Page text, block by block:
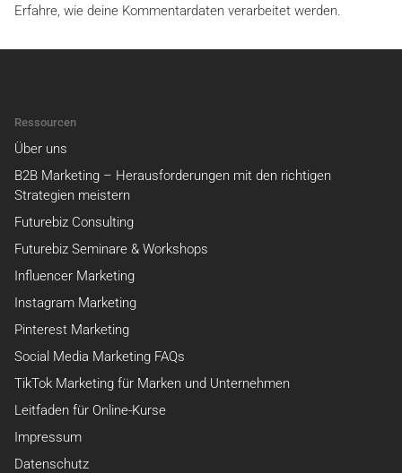
Erfahre, wie deine Kommentardaten verarbeitet werden.
Ressourcen
Über uns
B2B Marketing – Herausforderungen mit den richtigen
Strategien meistern
Futurebiz Consulting
Futurebiz Seminare & Workshops
Influencer Marketing
Instagram Marketing
Pinterest Marketing
Social Media Marketing FAQs
TikTok Marketing für Marken und Unternehmen
Leitfaden für Online-Kurse
Impressum
Datenschutz